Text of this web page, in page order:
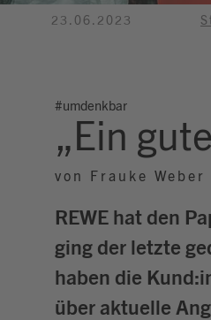
23.06.2023
#umdenkbar
„Ein
von Frauke
REWE hat den
ging der letzte
haben die
über aktuelle